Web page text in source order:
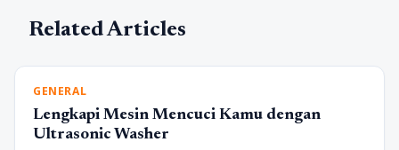
Related Articles
GENERAL
Lengkapi Mesin Mencuci Kamu dengan
Ultrasonic Washer